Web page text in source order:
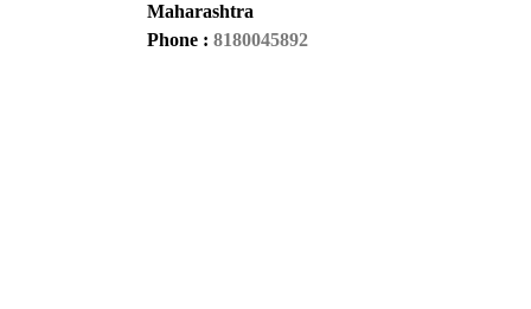
Maharashtra
Phone : 8180045892